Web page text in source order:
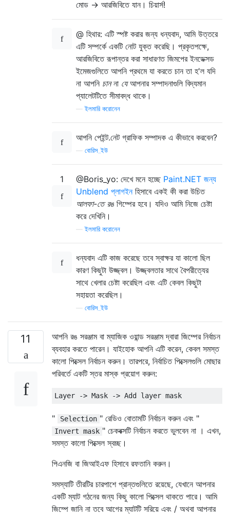
মোড -> আরজিবিতে যান। চিয়ার্স!
@ হিথার: এটি স্পষ্ট করার জন্য ধন্যবাদ, আমি উত্তরে
এটি সম্পর্কে একটি নোট যুক্ত করেছি। প্রকৃতপক্ষে,
আরজিবিতে রূপান্তর করা সাধারণত জিমপের ইনডেক্সড
ইমেজগুলিতে আপনি প্রথমে যা করতে চান তা হ'ল যদি
না আপনি চাননা যেআপনার সম্পাদনাগুলি বিদ্যমান
প্যালেটটিতে সীমাবদ্ধ থাকে।
—ইলমারি করোনেন
আপনি পেইন্ট.নেট গ্রাফিক সম্পাদক এ কীভাবে করবেন?
বোরিস_ইউ
1 @Boris_yo: দেখে মনে হচ্ছে Paint.NET জন্য
Unblend প্লাগইনহিসাবে একই কী করা উচিত
আলফা-তে রঙ গিম্পের হবে। যদিও আমি নিজে চেষ্টা
করে দেখিনি।
—ইলমারি করোনেন
ধন্যবাদ এটি কাজ করেছে তবে স্বাক্ষর যা কালো ছিল
কারণ কিছুটা উজ্জ্বল। উজ্জ্বলতার সাথে বৈপরীত্যের
সাথে খেলার চেষ্টা করেছিল এবং এটি কেবল কিছুটা
সহায়তা করেছিল।
বোরিস_ইউ
11
আপনি রঙ সরঞ্জাম বা ম্যাজিক ওয়ান্ড সরঞ্জাম দ্বারা জিম্পের নির্বাচন
ব্যবহার করতে পারেন। যাইহোক আপনি এটি করেন, কেবল সমস্ত
কালো পিক্সেল নির্বাচন করুন। তারপরে, নির্বাচিত পিক্সেলগুলি মোছার
পরিবর্তে একটি স্তর মাস্ক প্রয়োগ করুন:
" Selection " রেডিও বোতামটি নির্বাচন করুন এবং "
Invert mask " চেকবক্সটি নির্বাচন করতে ভুলবেন না । এখন,
সমস্ত কালো পিক্সেল স্বচ্ছ।
পিএনজি বা জিআইএফ হিসাবে রফতানি করুন।
সমস্যাটি তীরটির চারপাশে প্রান্তগুলিতে রয়েছে, যেখানে আপনার
একটি ম্যাট গঠনের জন্য কিছু কালো পিক্সেল থাকতে পারে। আমি
জিম্পে জানি না তবে আগের ম্যাটটি সরিয়ে এবং / অথবা আপনার